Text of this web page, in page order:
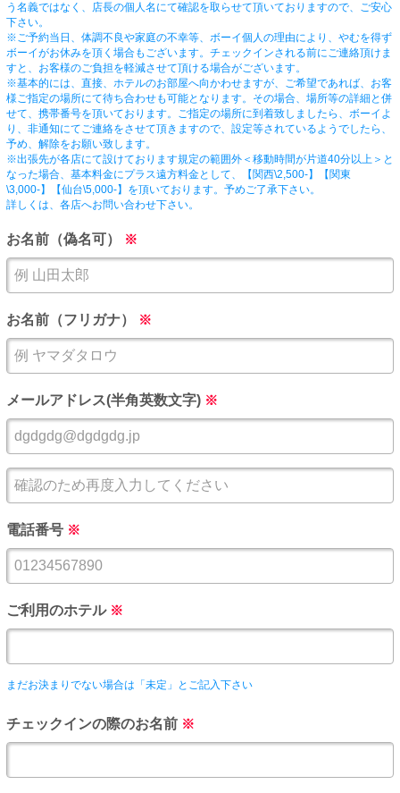
PUA'吉祥寺
PUA立川
PUA町田
×閉じる
う名義ではなく、店長の個人名にて確認を取らせて頂いておりますので、ご安心
下さい。
※ご予約当日、体調不良や家庭の不幸等、ボーイ個人の理由により、やむを得ず
ボーイがお休みを頂く場合もございます。チェックインされる前にご連絡頂けま
すと、お客様のご負担を軽減させて頂ける場合がございます。
※基本的には、直接、ホテルのお部屋へ向かわせますが、ご希望であれば、お客
様ご指定の場所にて待ち合わせも可能となります。その場合、場所等の詳細と併
せて、携帯番号を頂いております。ご指定の場所に到着致しましたら、ボーイよ
り、非通知にてご連絡をさせて頂きますので、設定等されているようでしたら、
予め、解除をお願い致します。
※出張先が各店にて設けております規定の範囲外＜移動時間が片道40分以上＞と
なった場合、基本料金にプラス遠方料金として、【関西\2,500-】【関東
\3,000-】【仙台\5,000-】を頂いております。予めご了承下さい。
詳しくは、各店へお問い合わせ下さい。
お名前（偽名可） ※
お名前（フリガナ） ※
メールアドレス(半角英数文字) ※
電話番号 ※
ご利用のホテル ※
まだお決まりでない場合は「未定」とご記入下さい
チェックインの際のお名前 ※